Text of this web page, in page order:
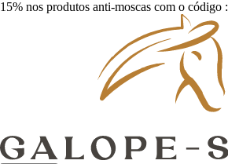
15% nos produtos anti-moscas com o código :